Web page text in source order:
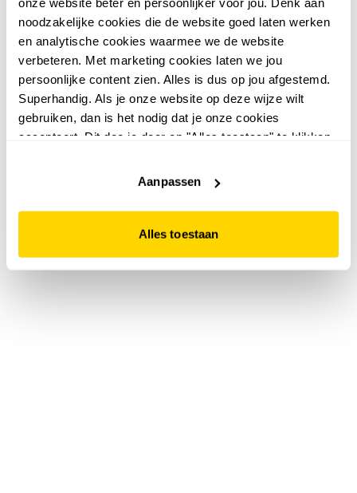
noodzakelijke cookies die de website goed laten werken
en analytische cookies waarmee we de website
verbeteren. Met marketing cookies laten we jou
persoonlijke content zien. Alles is dus op jou afgestemd.
Superhandig. Als je onze website op deze wijze wilt
gebruiken, dan is het nodig dat je onze cookies
accepteert. Dit doe je door op "Alles toestaan" te klikken.
website niet optimaal functioneert.
Aanpassen
Alles toestaan